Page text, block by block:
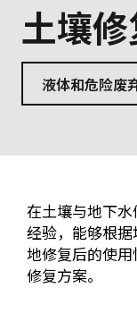
土壤
液体和危险废
在土壤与地下
经验，能够根
地修复后的使
修复方案。